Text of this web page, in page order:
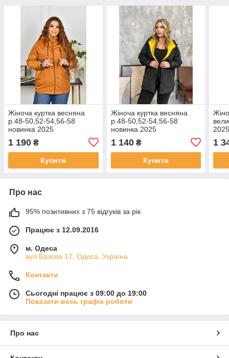
Жіноча куртка весняна
р.48-50,52-54,56-58
новинка 2025
1 190 ₴
Купити
Жіноча куртка весняна
р.48-50,52-54,56-58
новинка 2025
1 140₴
Купити
1
Про нас
95% позитивних з 75 відгуків за рік
Працює з 12.09.2016
м. Одеса
вул.Базова 17, Одеса, Україна
Контакти
Сьогодні працює з 09:00 до 19:00
Показати весь графік роботи
Про нас